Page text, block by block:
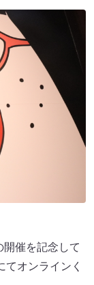
催を記念して
オンラインく